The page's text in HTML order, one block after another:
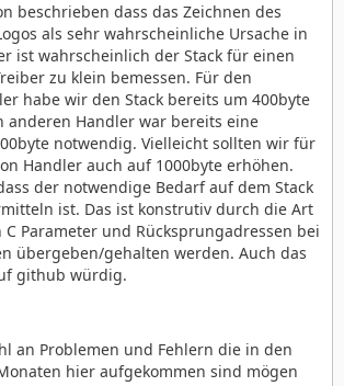
beschrieben dass das Zeichnen des
als sehr wahrscheinliche Ursache in
ist wahrscheinlich der Stack für einen
zu klein bemessen. Für den
habe wir den Stack bereits um 400byte
anderen Handler war bereits eine
notwendig. Vielleicht sollten wir für
Handler auch auf 1000byte erhöhen.
der notwendige Bedarf auf dem Stack
ist. Das ist konstrutiv durch die Art
C Parameter und Rücksprungadressen bei
übergeben/gehalten werden. Auch das
github würdig.
an Problemen und Fehlern die in den
hier aufgekommen sind mögen